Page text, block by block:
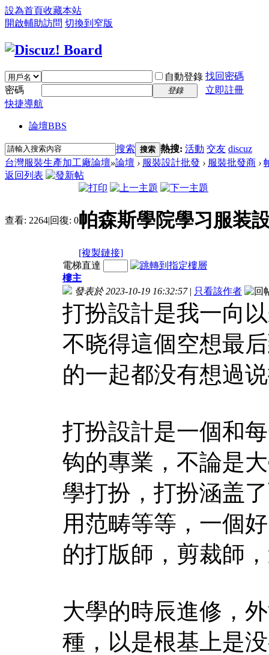
設為首頁收藏本站
開啟輔助訪問 切換到窄版
自動登錄 找回密碼
密碼
登錄
立即註冊
快捷導航
論壇BBS
搜索 搜索 熱搜: 活動 交友 discuz
台灣服裝生產加工廠論壇»論壇 › 服裝設計批發 › 服裝批發商 ›
返回列表
查看: 2264|回復: 0帕森斯學院學习服装
[複製鏈接]
電梯直達
樓主
發表於 2023-10-19 16:32:57 | 只看該作者
打扮設計是我一向
不晓得這個空想最
的一起都没有想過
打扮設計是一個和
钩的專業，不論是
學打扮，打扮涵盖
用范畴等等，一個
的打版師，剪裁師
大學的時辰進修，
種，以是根基上是